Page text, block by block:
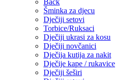
Back
Šminka za djecu
Dječiji setovi
Torbice/Ruksaci
Dječiji ukrasi za kosu
Dječiji novčanici
Dječija kutija za nakit
Dječije kape / rukavice
Dječiji šeširi